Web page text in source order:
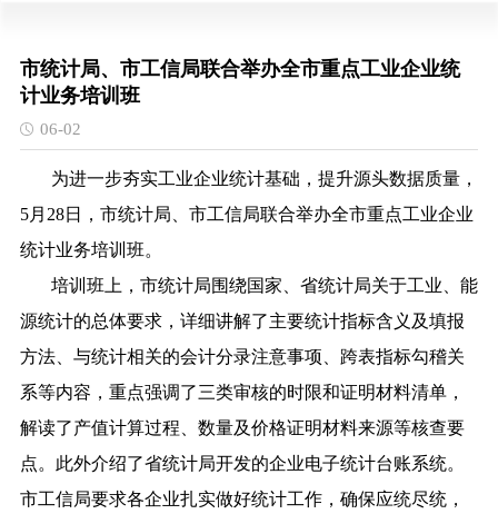
市统计局、市工信局联合举办全市重点工业企业统
计业务培训班
06-02
为进一步夯实工业企业统计基础，提升源头数据质量，
5月 28日 ， 市统计局 市工信局联合举办全市重点工业企业
统计业务培训班。
培训班上，市统计局围绕国家、省统计局关于工业、能
源统计的总体要求，详细讲解了主要统计指标含义及填报
方法、与统计相关的会计分录注意事项、跨表指标勾稽关
系等内容，重点强调了三类审核的时限和证明材料清单，
解读了产值计算过程、数量及价格证明材料来源等核查要
点。此外介绍了省统计局开发的企业电子统计台账系统。
市工信局要求各企业扎实做好统计工作，确保应统尽统，